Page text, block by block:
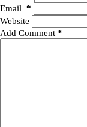
Email *
Website
Add Comment *